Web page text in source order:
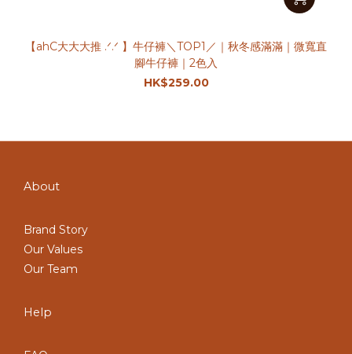
【ahC大大大推 .ᐟ.ᐟ 】牛仔褲＼TOP1／｜秋冬感滿滿｜微寬直
腳牛仔褲｜2色入
HK$259.00
About
Brand Story
Our Values
Our Team
Help